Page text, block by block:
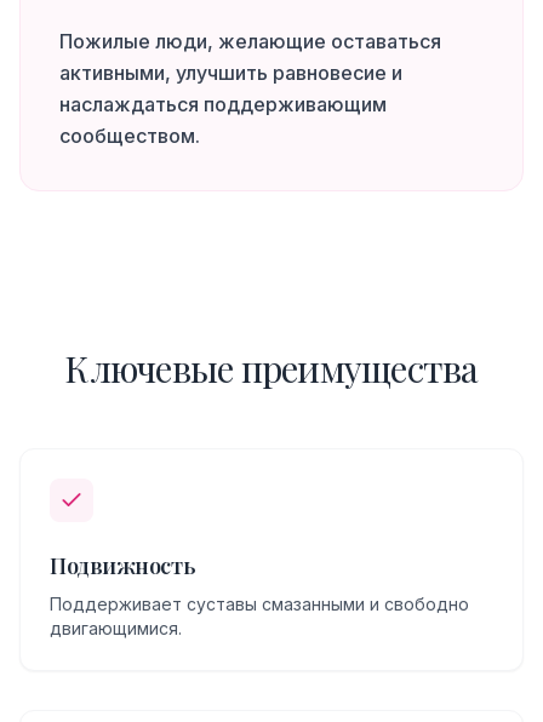
Пожилые люди, желающие оставаться
активными, улучшить равновесие и
наслаждаться поддерживающим
сообществом.
Ключевые преимущества
Подвижность
Поддерживает суставы смазанными и свободно
двигающимися.